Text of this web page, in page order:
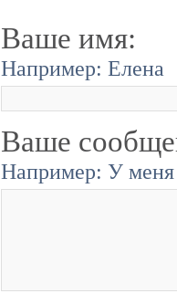
Ваше имя:
Например: Елена
Ваше
Например: У меня